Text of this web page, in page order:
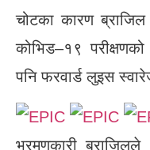
चोटका कारण
कोभिड–१९
पनि फरवार्ड लुइस
भ्रमणकारी